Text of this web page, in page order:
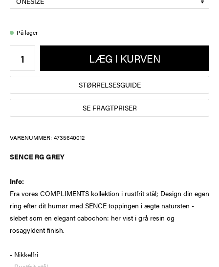
På lager
LÆG I KURVEN
STØRRELSESGUIDE
SE FRAGTPRISER
VARENUMMER: 4735640012
SENCE RG GREY
Info:
Fra vores COMPLIMENTS kollektion i rustfrit stål; Design din egen
ring efter dit humør med SENCE toppingen i ægte natursten -
slebet som en elegant cabochon: her vist i grå resin og
rosagyldent finish.
- Nikkelfri